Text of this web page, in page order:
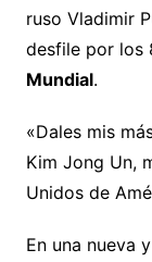
ruso Vladimir
desfile por los
Mundial.
«Dales mis
Kim Jong Un,
Unidos de
En una nueva